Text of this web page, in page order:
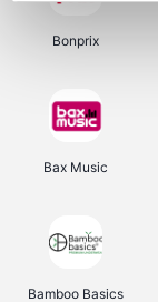
Bonprix
Bax Music
Bamboo Basics